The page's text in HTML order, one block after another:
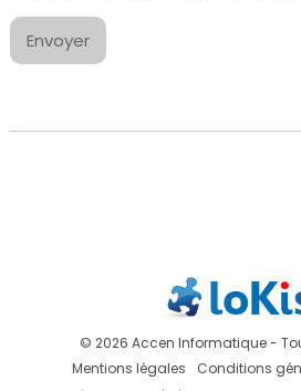
Envoyer
© 2026 Accen Informatique -
Mentions légales
Conditions